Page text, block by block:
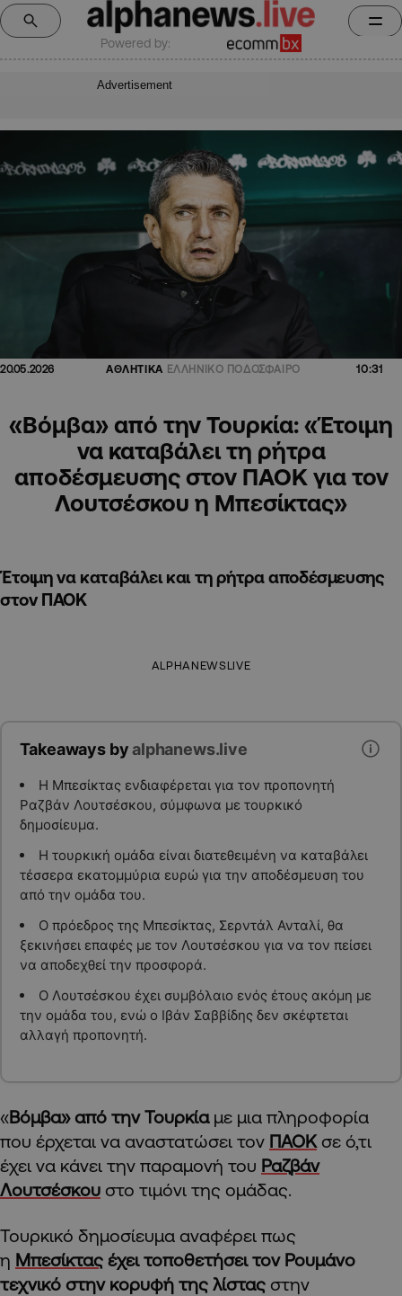
Powered by:
Advertisement
20.05.2026 ΑΘΛΗΤΙΚΑ ΕΛΛΗΝΙΚΟ ΠΟΔΟΣΦΑΙΡΟ 10:31
«Βόμβα» από την Τουρκία: «Έτοιμη
να καταβάλει τη ρήτρα
αποδέσμευσης στον ΠΑΟΚ για τον
Λουτσέσκου η Μπεσίκτας»
Έτοιμη να καταβάλει και τη ρήτρα αποδέσμευσης
στον ΠΑΟΚ
ALPHANEWSLIVE
Takeaways byalphanews.live
Η Μπεσίκτας ενδιαφέρεται για τον προπονητή
Ραζβάν Λουτσέσκου, σύμφωνα με τουρκικό
δημοσίευμα.
Η τουρκική ομάδα είναι διατεθειμένη να καταβάλει
τέσσερα εκατομμύρια ευρώ για την αποδέσμευση του
από την ομάδα του.
Ο πρόεδρος της Μπεσίκτας, Σερντάλ Ανταλί, θα
ξεκινήσει επαφές με τον Λουτσέσκου για να τον πείσει
να αποδεχθεί την προσφορά.
Ο Λουτσέσκου έχει συμβόλαιο ενός έτους ακόμη με
την ομάδα του, ενώ ο Ιβάν Σαββίδης δεν σκέφτεται
αλλαγή προπονητή.
«Βόμβα» από την Τουρκία με μια πληροφορία
που έρχεται να αναστατώσει τον ΠΑΟΚσε ό,τι
έχει να κάνει την παραμονή του Ραζβάν
Λουτσέσκου στο τιμόνι της ομάδας.
Τουρκικό δημοσίευμα αναφέρει πως
η Μπεσίκτας έχει τοποθετήσει τον Ρουμάνο
τεχνικό στην κορυφή της λίστας στην